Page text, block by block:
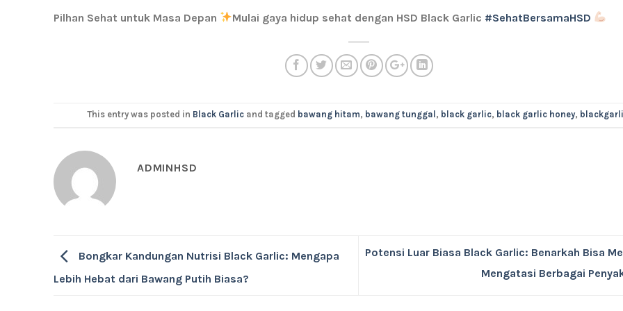
Pilhan Sehat untuk Masa Depan Mulai gaya hidup sehat dengan HSD Black Garlic #SehatBersamaHSD
This entry was posted in Black Garlicand tagged bawang hitam, bawang tunggal , black garlic, black garlic honey,
ADMINHSD
Bongkar Kandungan Nutrisi Black Garlic: Mengapa
Lebih Hebat dari Bawang Putih Biasa?
Potensi Luar Biasa Black Garlic: Benarkah Bisa
Mengatasi Berbagai